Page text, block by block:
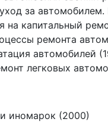
за
на капитальный
ремонта
автомобилей
легковых
иномарок (2000)